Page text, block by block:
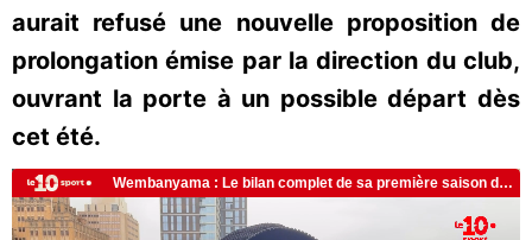
aurait refusé une nouvelle proposition de
prolongation émise par la direction du club,
ouvrant la porte à un possible départ dès
cet été.